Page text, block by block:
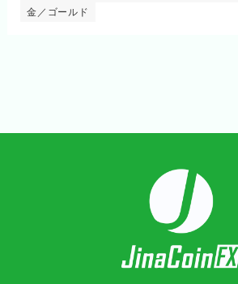
金／ゴールド